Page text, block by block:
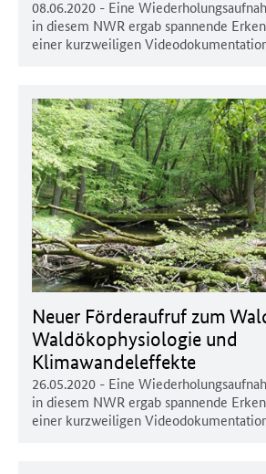
08.06.2020 - Eine
in diesem NWR ergab spannende
einer kurzweiligen
Neuer Förderaufruf zum
Waldökophysiologie und
Klimawandeleffekte
26.05.2020 - Eine
in diesem NWR ergab spannende
einer kurzweiligen